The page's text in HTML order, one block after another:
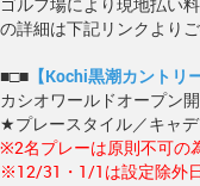
ゴルフ場により現地払い
の詳細は下記リンクよりご
■□■ 【Kochi黒潮カントリ
カシオワールドオープン開
★プレースタイル／キャ
※2名プレーは原則不可の
※12/31・1/1は設定除外日